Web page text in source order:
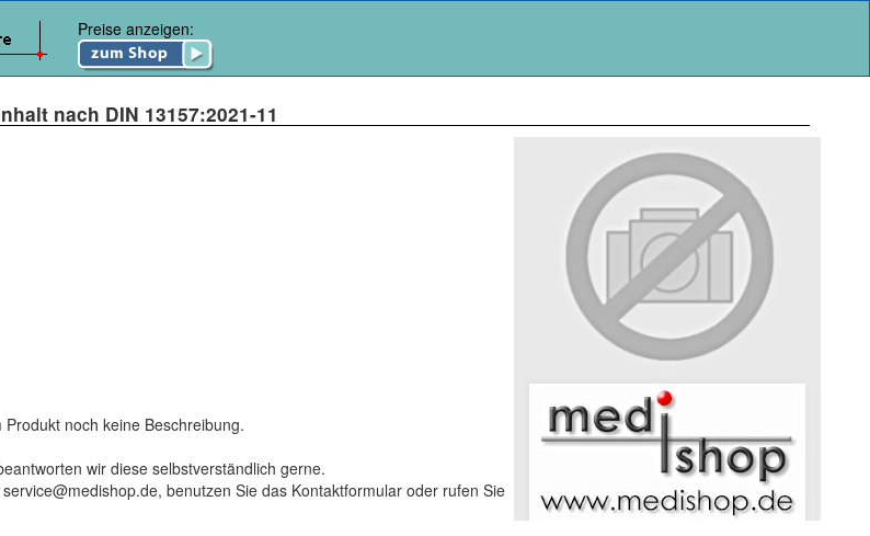
Preise anzeigen:
nach DIN 13157:2021-11
noch keine Beschreibung.
wir diese selbstverständlich gerne.
benutzen Sie das Kontaktformular oder rufen Sie